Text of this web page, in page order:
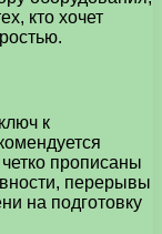
кто хочет
к
прописаны
перерывы
на подготовку